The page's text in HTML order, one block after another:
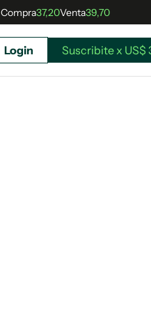
Compra37,20Venta39,70
Login Suscribite x US$